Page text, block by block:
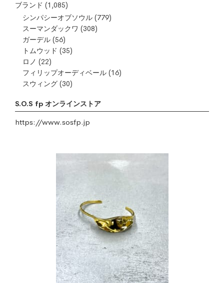
ブランド (1,085)
シンパシーオブソウル (779)
スーマンダックワ (308)
ガーデル (56)
トムウッド (35)
ロノ (22)
フィリップオーディベール (16)
スウィング (30)
S.O.S fp オンラインストア
https://www.sosfp.jp